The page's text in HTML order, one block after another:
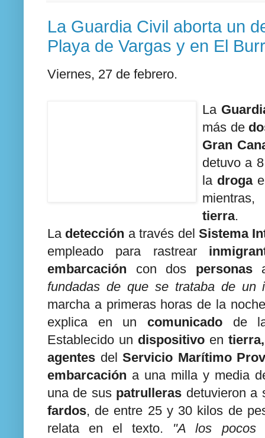
La Guardia Civil aborta un
Playa de Vargas y en El
Viernes, 27 de febrero.
La
más de
Gran
detuvo a
la droga
tierra.
La detección a través delSistema
empleado para rastrear
embarcación con dos personasa
fundadas de que se trataba de
marcha a primeras horas de la
explica en un comunicado de
Establecido un dispositivo entierra,
agentes delServicio Marítimo
embarcación a una milla y media
una de sus patrulleras detuvieron a
fardos, de entre 25 y 30 kilos de
relata en el texto. "A los pocos